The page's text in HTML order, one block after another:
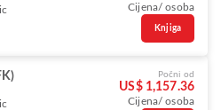
Cijena/ osoba
Knjiga
Počni od
US$ 1,157.36
Cijena/ osoba